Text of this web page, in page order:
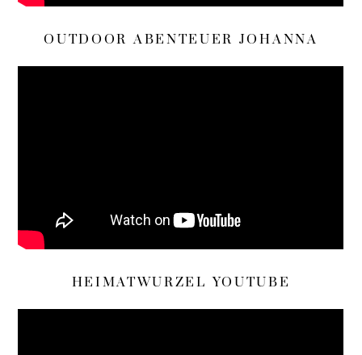
OUTDOOR ABENTEUER JOHANNA
HEIMATWURZEL YOUTUBE